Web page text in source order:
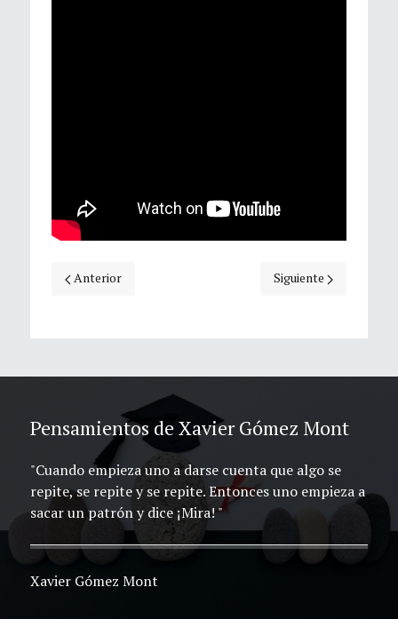
Artículo anterior: Semblanza de Xavier Gómez-Mont
Anterior Artículo siguiente: El
Siguiente
Pensamientos de Xavier Gómez Mont
"Cuando empieza uno a darse cuenta que algo se
repite, se repite y se repite. Entonces uno empieza a
sacar un patrón y dice ¡Mira! "
Xavier Gómez Mont